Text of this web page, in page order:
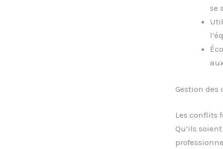
se
Gestion des
Les conflits
Qu’ils